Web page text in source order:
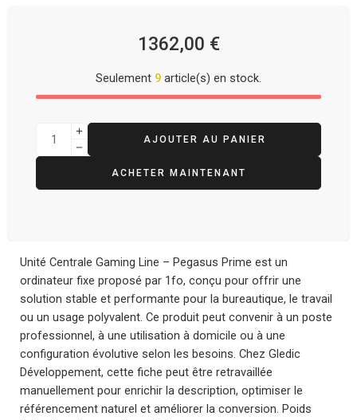
1362,00 €
Seulement 9 article(s) en stock.
AJOUTER AU PANIER
ACHETER MAINTENANT
Unité Centrale Gaming Line – Pegasus Prime est un
ordinateur fixe proposé par 1fo, conçu pour offrir une
solution stable et performante pour la bureautique, le travail
ou un usage polyvalent. Ce produit peut convenir à un poste
professionnel, à une utilisation à domicile ou à une
configuration évolutive selon les besoins. Chez Gledic
Développement, cette fiche peut être retravaillée
manuellement pour enrichir la description, optimiser le
référencement naturel et améliorer la conversion. Poids